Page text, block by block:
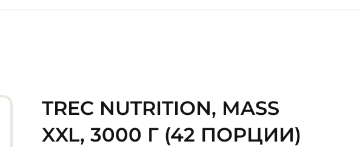
TREC NUTRITION, MASS
XXL, 3000 Г (42 ПОРЦИИ)